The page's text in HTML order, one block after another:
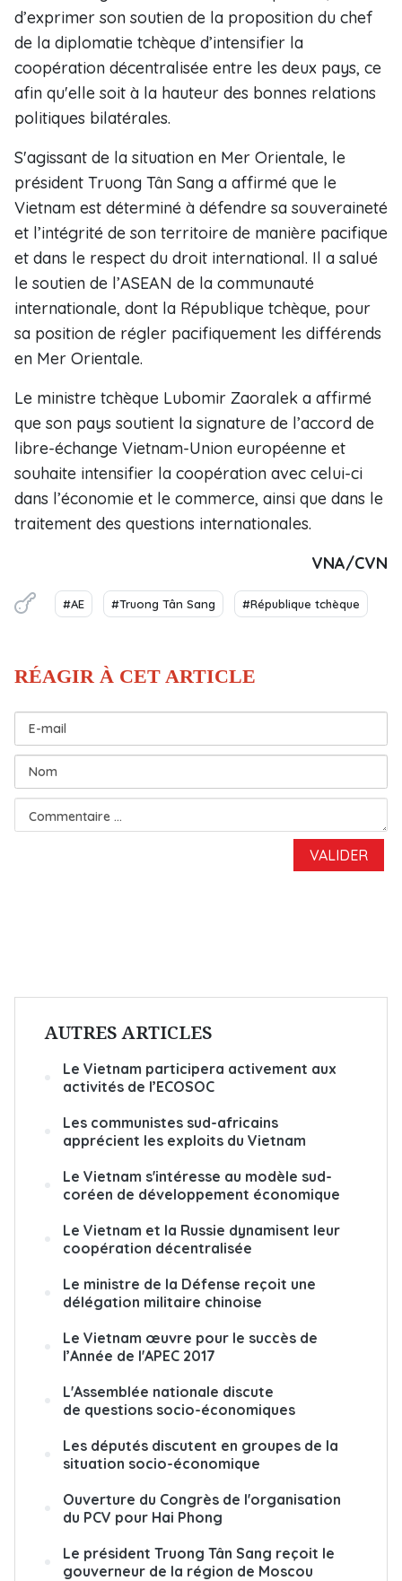
d’exprimer son soutien de la proposition du chef
de la diplomatie tchèque d’intensifier la
coopération décentralisée entre les deux pays, ce
afin qu'elle soit à la hauteur des bonnes relations
politiques bilatérales.
S'agissant de la situation en Mer Orientale, le
président Truong Tân Sang a affirmé que le
Vietnam est déterminé à défendre sa souveraineté
et l’intégrité de son territoire de manière pacifique
et dans le respect du droit international. Il a salué
le soutien de l’ASEAN de la communauté
internationale, dont la République tchèque, pour
sa position de régler pacifiquement les différends
en Mer Orientale.
Le ministre tchèque Lubomir Zaoralek a affirmé
que son pays soutient la signature de l’accord de
libre-échange Vietnam-Union européenne et
souhaite intensifier la coopération avec celui-ci
dans l’économie et le commerce, ainsi que dans le
traitement des questions internationales.
VNA/CVN
#AE #Truong Tân Sang #République tchèque
AUTRES ARTICLES
Le Vietnam participera activement aux
activités de l’ECOSOC
Les communistes sud-africains
apprécient les exploits du Vietnam
Le Vietnam s'intéresse au modèle sud-
coréen de développement économique
Le Vietnam et la Russie dynamisent leur
coopération décentralisée
Le ministre de la Défense reçoit une
délégation militaire chinoise
Le Vietnam œuvre pour le succès de
l’Année de l'APEC 2017
L'Assemblée nationale discute
de questions socio-économiques
Les députés discutent en groupes de la
situation socio-économique
Ouverture du Congrès de l'organisation
du PCV pour Hai Phong
Le président Truong Tân Sang reçoit le
gouverneur de la région de Moscou